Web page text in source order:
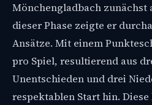
Mönchengladbach
dieser Phase zeigte er
Ansätze. Mit einem
pro Spiel, resultierend aus
Unentschieden und drei
respektablen Start hin.